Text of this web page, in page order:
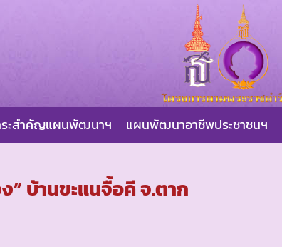
ระสำคัญแผนพัฒนาฯ แผนพัฒนาอาชีพประชาชนฯ
” บ้านขะแนจื้อคี จ.ตาก